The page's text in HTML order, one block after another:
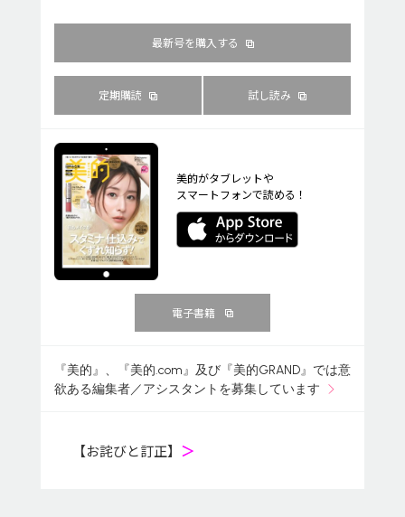
最新号を購入する
定期購読 試し読み
美的がタブレットや
スマートフォンで読める！
電子書籍
『美的』、『美的.com』及び『美的GRAND』では意
欲ある編集者／アシスタントを募集しています
【お詫びと訂正】 ＞